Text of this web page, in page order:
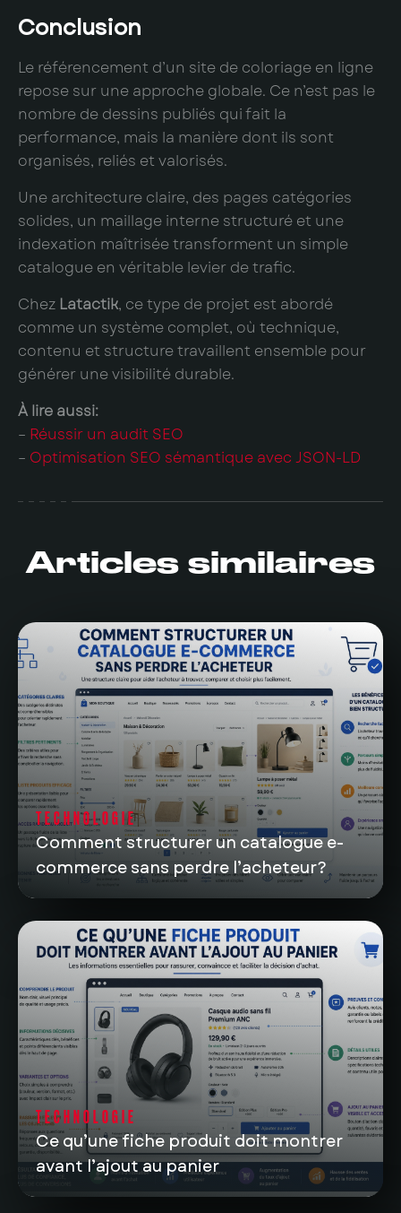
Conclusion
Le référencement d’un site de coloriage en ligne
repose sur une approche globale. Ce n’est pas le
nombre de dessins publiés qui fait la
performance, mais la manière dont ils sont
organisés, reliés et valorisés.
Une architecture claire, des pages catégories
solides, un maillage interne structuré et une
indexation maîtrisée transforment un simple
catalogue en véritable levier de trafic.
Chez Latactik, ce type de projet est abordé
comme un système complet, où technique,
contenu et structure travaillent ensemble pour
générer une visibilité durable.
À lire aussi:
– Réussir un audit SEO
– Optimisation SEO sémantique avec JSON-LD
Articles similaires
TECHNOLOGIE
Comment structurer un catalogue e-
commerce sans perdre l’acheteur?
TECHNOLOGIE
Ce qu’une fiche produit doit montrer
avant l’ajout au panier